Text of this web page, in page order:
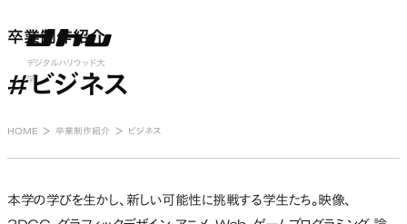
デジタルハリウッド大
学
open
卒業制作紹介
#ビジネス
HOME 卒業制作紹介 ビジネス
本学の学びを生かし、新しい可能性に挑戦する学生たち。映像、